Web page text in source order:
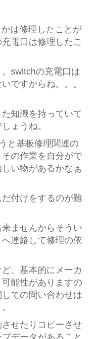
は修理したことが
電口は修理したこ
switchの充電口は
ですからね。。。
知識を持っていて
しょうね。
と基板修理関連の
の作業を自分がで
い物があるかなぁ
付けをするのが難
ませんからそうい
連絡して修理の依
、基本的にメーカ
能性がありますの
ての問い合わせは
せたりコピーさせ
データがあること